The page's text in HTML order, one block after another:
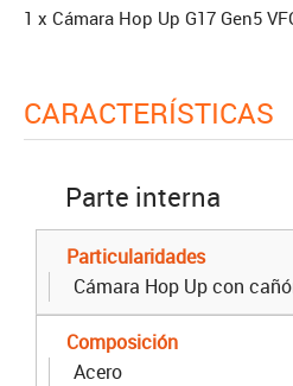
1 x Cámara Hop Up G17 Gen5
CARACTERÍSTICAS
Parte interna
Particularidades
Cámara Hop Up con
Composición
Acero